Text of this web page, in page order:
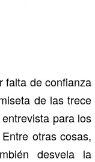
falta de confianza
de las trece
para los
otras cosas,
desvela la